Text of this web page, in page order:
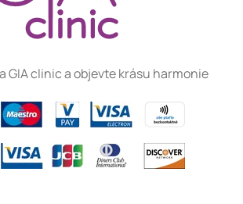
GIA clinic a objevte krásu harmonie